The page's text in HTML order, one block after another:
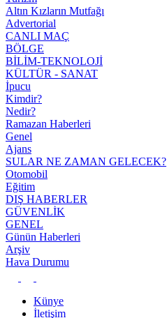
Altın Kızların Mutfağı
Advertorial
CANLI MAÇ
BÖLGE
BİLİM-TEKNOLOJİ
KÜLTÜR - SANAT
İpucu
Kimdir?
Nedir?
Ramazan Haberleri
Genel
Ajans
SULAR NE ZAMAN GELECEK?
Otomobil
Eğitim
DIŞ HABERLER
GÜVENLİK
GENEL
Günün Haberleri
Arşiv
Hava Durumu
Künye
İletişim